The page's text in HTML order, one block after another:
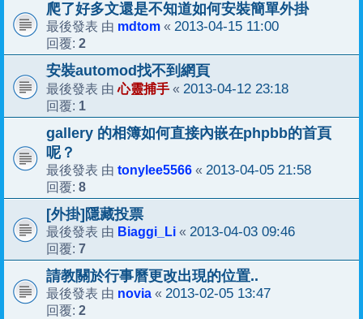
爬了好多文還是不知道如何安裝簡單外掛
最後發表 由 mdtom « 2013-04-15 11:00
回覆: 2
安裝automod找不到網頁
最後發表 由心靈捕手 « 2013-04-12 23:18
回覆: 1
gallery 的相簿如何直接內嵌在phpbb的首頁
呢？
最後發表 由 tonylee5566 « 2013-04-05 21:58
回覆: 8
[外掛]隱藏投票
最後發表 由 Biaggi_Li « 2013-04-03 09:46
回覆: 7
請教關於行事曆更改出現的位置..
最後發表 由 novia « 2013-02-05 13:47
回覆: 2